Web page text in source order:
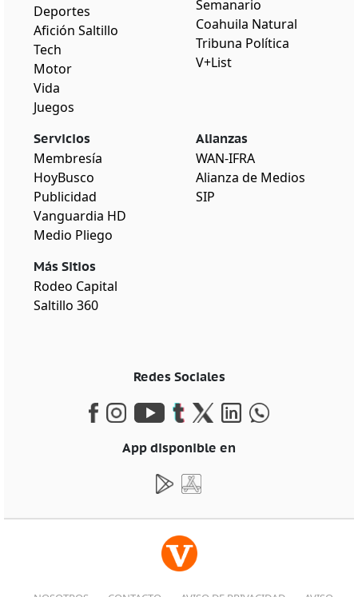
Deportes
Afición Saltillo
Tech
Motor
Vida
Juegos
Semanario
Coahuila Natural
Tribuna Política
V+List
Servicios
Membresía
HoyBusco
Publicidad
Vanguardia HD
Medio Pliego
Más Sitios
Rodeo Capital
Saltillo 360
Alianzas
WAN-IFRA
Alianza de Medios
SIP
Redes Sociales
App disponible en